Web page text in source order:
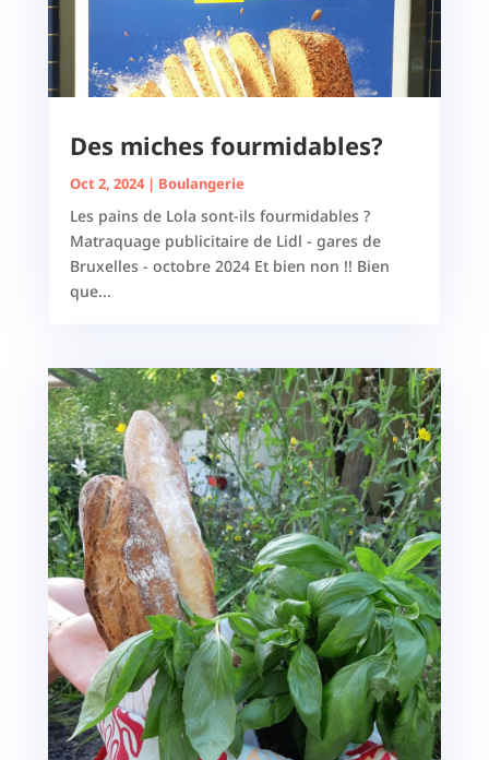
Des miches fourmidables?
Oct 2, 2024| Boulangerie
Les pains de Lola sont-ils fourmidables ?
Matraquage publicitaire de Lidl - gares de
Bruxelles - octobre 2024 Et bien non !! Bien
que...